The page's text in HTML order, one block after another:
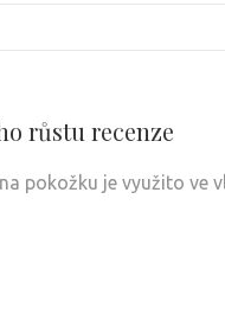
růstu recenze
pokožku je využito ve